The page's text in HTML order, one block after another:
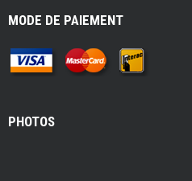
MODE DE PAIEMENT
PHOTOS